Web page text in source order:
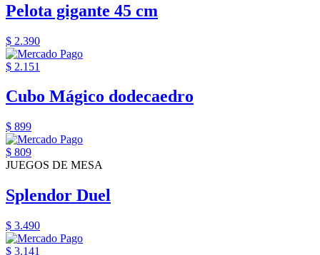
Pelota gigante 45 cm
$ 2.390
$ 2.151
Cubo Mágico dodecaedro
$ 899
$ 809
JUEGOS DE MESA
Splendor Duel
$ 3.490
$ 3.141